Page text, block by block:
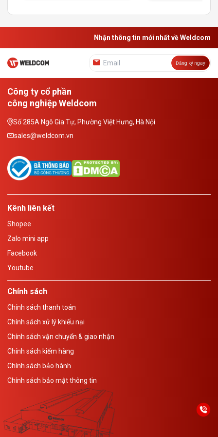
Nhận thông tin mới nhất về Weldcom
Đăng ký ngay
Công ty cổ phần
công nghiệp Weldcom
Số 285A Ngô Gia Tự, Phường Việt Hưng, Hà Nội
sales@weldcom.vn
Kênh liên kết
Shopee
Zalo mini app
Facebook
Youtube
Chính sách
Chính sách thanh toán
Chính sách xử lý khiếu nại
Chính sách vận chuyển & giao nhận
Chính sách kiểm hàng
Chính sách bảo hành
Chính sách bảo mật thông tin